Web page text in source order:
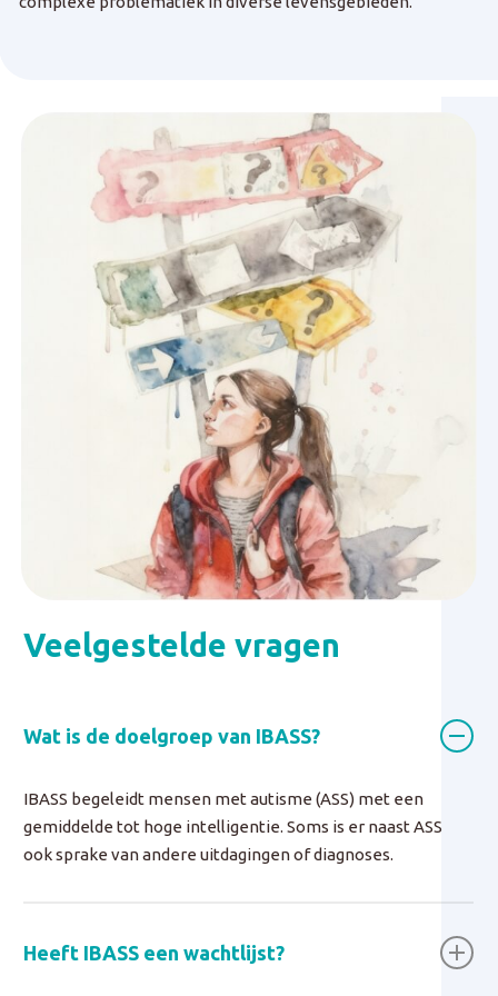
Veelgestelde vragen
Wat is de doelgroep van IBASS?
IBASS begeleidt mensen met autisme (ASS) met een
gemiddelde tot hoge intelligentie. Soms is er naast ASS
ook sprake van andere uitdagingen of diagnoses.
Heeft IBASS een wachtlijst?